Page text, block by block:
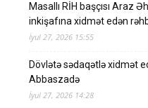
Masallı RİH başçısı Araz
inkişafına xidmət edən
İyul 27, 2026 15:55
Dövlətə sədaqətlə xidmət
Abbaszadə
İyul 27, 2026 14:28